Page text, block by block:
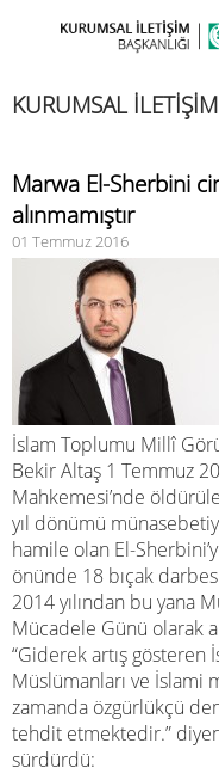
KURUMSAL İLETİŞİM
Marwa El-Sherbini
alınmamıştır
01 Temmuz 2016
İslam Toplumu Millî
Bekir Altaş 1 Temmuz
Mahkemesi’nde
yıl dönümü
hamile olan El-
önünde 18 bıçak
2014 yılından bu yana
Mücadele Günü olarak
“Giderek artış gösteren
Müslümanları ve İslami
zamanda özgürlükçü
tehdit etmektedir.”
sürdürdü: